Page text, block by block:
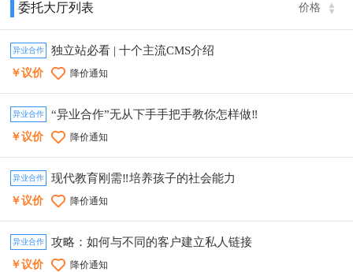
委托大厅列表 价格
异业合作 独立站必看 | 十个主流CMS介绍
￥议价 降价通知
异业合作 “异业合作”无从下手手把手教你怎样做‼️
￥议价 降价通知
异业合作 现代教育刚需‼️培养孩子的社会能力
￥议价 降价通知
异业合作 攻略：如何与不同的客户建立私人链接
￥议价 降价通知